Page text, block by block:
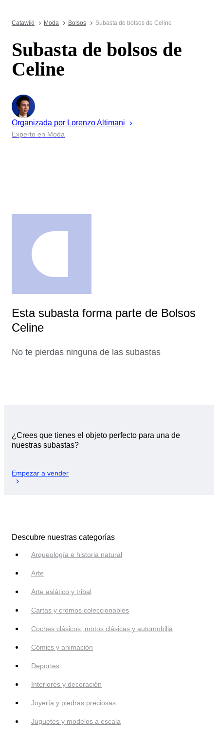
Catawiki Moda Bolsos Subasta de bolsos de Celine
Subasta de bolsos de
Celine
Organizada por LorenzoAltimani
Experto en Moda
Esta subasta forma parte de Bolsos
Celine
No te pierdas ninguna de las subastas
¿Crees que tienes el objeto perfecto para una de
nuestras subastas?
Empezar a vender
Descubre nuestras categorías
Arqueología e historia natural
Arte
Arte asiático y tribal
Cartas y cromos coleccionables
Coches clásicos, motos clásicas y automobilia
Cómics y animación
Deportes
Interiores y decoración
Joyería y piedras preciosas
Juguetes y modelos a escala